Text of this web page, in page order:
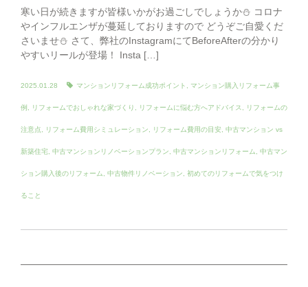
寒い日が続きますが皆様いかがお過ごしでしょうか⛄ コロナ
やインフルエンザが蔓延しておりますので どうぞご自愛くだ
さいませ⛄ さて、弊社のInstagramにてBeforeAfterの分かり
やすいリールが登場！ Insta […]
2025.01.28 マンションリフォーム成功ポイント , マンション購入リフォーム事
例 , リフォームでおしゃれな家づくり , リフォームに悩む方へアドバイス, リフォームの
注意点, リフォーム費用シミュレーション, リフォーム費用の目安, 中古マンション vs
新築住宅, 中古マンションリノベーションプラン, 中古マンションリフォーム, 中古マン
ション購入後のリフォーム, 中古物件リノベーション, 初めてのリフォームで気をつけ
ること